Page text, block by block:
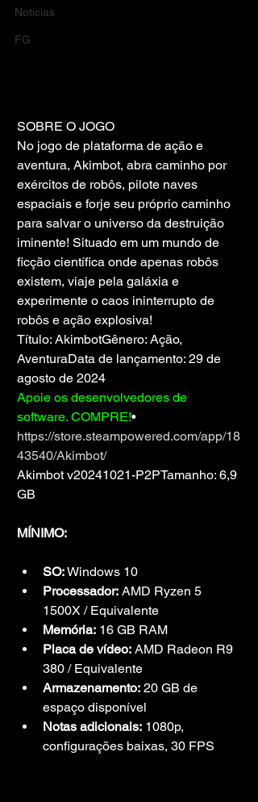
Noticias
FG
SOBRE O JOGO
No jogo de plataforma de ação e
aventura, Akimbot, abra caminho por
exércitos de robôs, pilote naves
espaciais e forje seu próprio caminho
para salvar o universo da destruição
iminente! Situado em um mundo de
ficção científica onde apenas robôs
existem, viaje pela galáxia e
experimente o caos ininterrupto de
robôs e ação explosiva!
Título: AkimbotGênero: Ação,
AventuraData de lançamento: 29 de
agosto de 2024
Apoie os desenvolvedores de
software. COMPRE!•
https://store.steampowered.com/app/18
43540/Akimbot/
Akimbot v20241021-P2PTamanho: 6,9
GB
MÍNIMO:
SO: Windows 10
Processador: AMD Ryzen 5
1500X / Equivalente
Memória: 16 GB RAM
Placa de vídeo: AMD Radeon R9
380 / Equivalente
Armazenamento: 20 GB de
espaço disponível
Notas adicionais: 1080p,
configurações baixas, 30 FPS